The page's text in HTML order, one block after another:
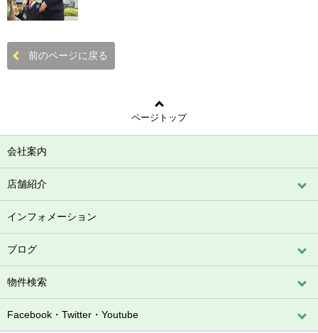
前のページに戻る
ページトップ
会社案内
店舗紹介
インフォメーション
ブログ
物件検索
Facebook・Twitter・Youtube